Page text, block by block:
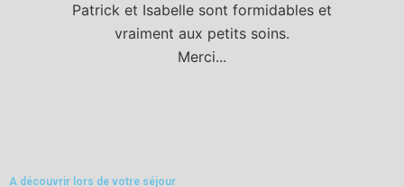
Patrick et Isabelle sont formidables et
vraiment aux petits soins.
Merci...
A découvrir lors de votre séjour